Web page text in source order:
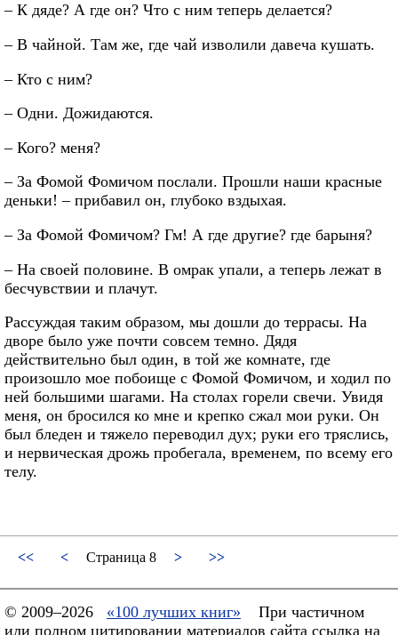
– К дяде? А где он? Что с ним теперь делается?
– В чайной. Там же, где чай изволили давеча кушать.
– Кто с ним?
– Одни. Дожидаются.
– Кого? меня?
– За Фомой Фомичом послали. Прошли наши красные
деньки! – прибавил он, глубоко вздыхая.
– За Фомой Фомичом? Гм! А где другие? где барыня?
– На своей половине. В омрак упали, а теперь лежат в
бесчувствии и плачут.
Рассуждая таким образом, мы дошли до террасы. На
дворе было уже почти совсем темно. Дядя
действительно был один, в той же комнате, где
произошло мое побоище с Фомой Фомичом, и ходил по
ней большими шагами. На столах горели свечи. Увидя
меня, он бросился ко мне и крепко сжал мои руки. Он
был бледен и тяжело переводил дух; руки его тряслись,
и нервическая дрожь пробегала, временем, по всему его
телу.
<< < Страница 8 > >>
© 2009–2026 «100 лучших книг»
При частичном
или полном цитировании материалов сайта ссылка на